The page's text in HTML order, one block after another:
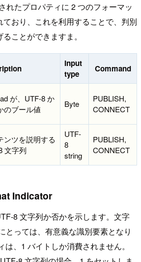
れたプロパティに 2 つのフォーマッ
ており、これを利用することで、判別
ことができますま。
Input
type
Command
が、UTF-8 か
のブール値
Byte
PUBLISH,
CONNECT
ンツを説明する
文字列
UTF-
8
string
PUBLISH,
CONNECT
Indicator
8 文字列か否かを示します。文字
とっては、有意義な識別要素となり
は、1 バイトしか消費されません。